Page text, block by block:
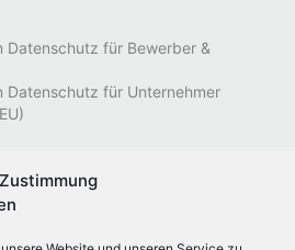
Datenschutz für Bewerber &
Datenschutz für Unternehmer